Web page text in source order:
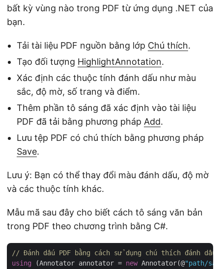
bất kỳ vùng nào trong PDF từ ứng dụng .NET của
bạn.
Tải tài liệu PDF nguồn bằng lớp Chú thích.
Tạo đối tượng HighlightAnnotation.
Xác định các thuộc tính đánh dấu như màu
sắc, độ mờ, số trang và điểm.
Thêm phần tô sáng đã xác định vào tài liệu
PDF đã tải bằng phương pháp Add.
Lưu tệp PDF có chú thích bằng phương pháp
Save.
Lưu ý: Bạn có thể thay đổi màu đánh dấu, độ mờ
và các thuộc tính khác.
Mẫu mã sau đây cho biết cách tô sáng văn bản
trong PDF theo chương trình bằng C#.
// Đánh dấu PDF bằng cách sử dụng chú thích đánh dấu
using (Annotator annotator = new Annotator(@"path/